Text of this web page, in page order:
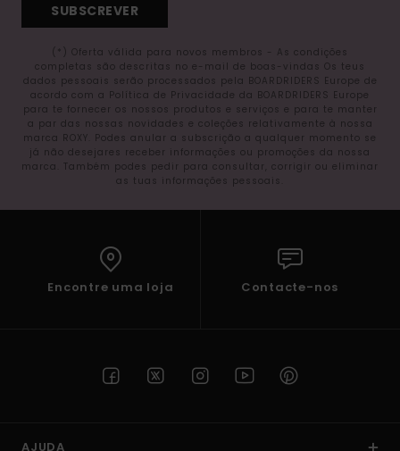
SUBSCREVER
(*) Oferta válida para novos membros - As condições
completas são descritas no e-mail de boas-vindas Os teus
dados pessoais serão processados pela BOARDRIDERS Europe de
acordo com a Política de Privacidade da BOARDRIDERS Europe
para te fornecer os nossos produtos e serviços e para te manter
a par das nossas novidades e coleções relativamente à nossa
marca ROXY. Podes anular a subscrição a qualquer momento se
já não desejares receber informações ou promoções da nossa
marca. Também podes pedir para consultar, corrigir ou eliminar
as tuas informações pessoais.
Encontre uma loja Contacte-nos
AJUDA